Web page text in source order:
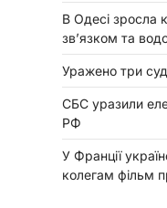
В Одесі зросла
зв’язком та
Уражено три
СБС уразили
РФ
У Франції
колегам фільм